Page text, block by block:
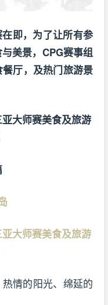
即，为了让所有参
美景，CPG赛事组
厅，及热门旅游景
情的阳光、绵延的